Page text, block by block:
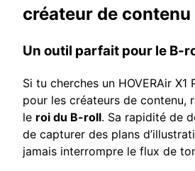
créateur de contenu
Un outil parfait pour le B-
Si tu cherches un HOVERAir
pour les créateurs de contenu,
le roi du B-roll. Sa rapidité de
de capturer des plans
jamais interrompre le flux de